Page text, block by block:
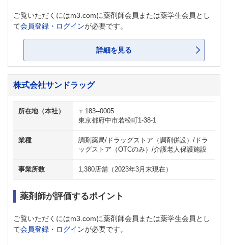
ご覧いただくにはm3.comに薬剤師会員または薬学生会員とし
て会員登録・ログインが必要です。
詳細を見る
株式会社サンドラッグ
所在地（本社）
〒183--0005
東京都府中市若松町1-38-1
業種
調剤薬局/ドラッグストア（調剤併設）/ドラ
ッグストア（OTCのみ）/介護老人保護施設
事業所数 1,380店舗（2023年3月末現在）
薬剤師が評価するポイント
ご覧いただくにはm3.comに薬剤師会員または薬学生会員とし
て会員登録・ログインが必要です。